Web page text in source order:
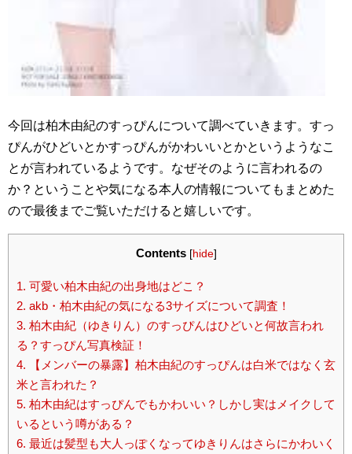
今回は柏木由紀のすっぴんについて調べていきます。すっ
ぴんがひどいとかすっぴんがかわいいとかというようなこ
とが言われているようです。なぜそのように言われるの
か？ということや気になる本人の情報についてもまとめた
ので最後までご覧いただけると嬉しいです。
Contents [hide]
1. 可愛い柏木由紀の出身地はどこ？
2. akb・柏木由紀の気になる3サイズについて調査！
3. 柏木由紀（ゆきりん）のすっぴんはひどいと何故言われ
る？すっぴん写真検証！
4. 【メンバーの暴露】柏木由紀のすっぴんは白米ではなく玄
米と言われた？
5. 柏木由紀はすっぴんでもかわいい？しかし実はメイクして
いるという噂がある？
6. 最近は髪型も大人っぽくなってゆきりんはさらにかわいく